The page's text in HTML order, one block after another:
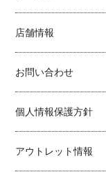
店舗情報
お問い合わせ
個人情報保護方針
アウトレット情報